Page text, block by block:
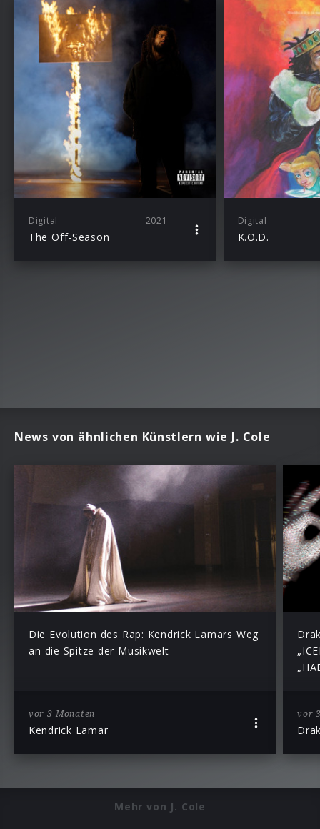
Digital 2021
The Off-Season
Digital
K.O.D.
News von ähnlichen Künstlern wie J. Cole
Die Evolution des Rap: Kendrick Lamars Weg
an die Spitze der Musikwelt
vor 3 Monaten
Kendrick Lamar
vor
Mehr von J. Cole